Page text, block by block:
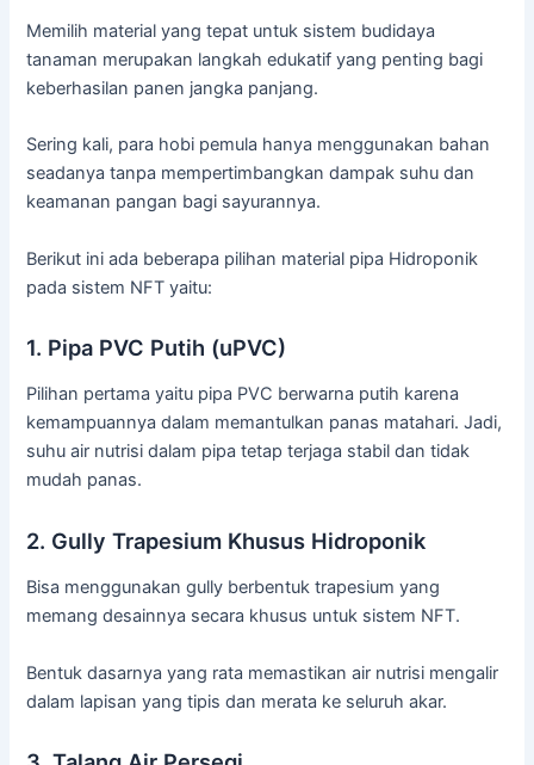
Memilih material yang tepat untuk sistem budidaya
tanaman merupakan langkah edukatif yang penting bagi
keberhasilan panen jangka panjang.
Sering kali, para hobi pemula hanya menggunakan bahan
seadanya tanpa mempertimbangkan dampak suhu dan
keamanan pangan bagi sayurannya.
Berikut ini ada beberapa pilihan material pipa Hidroponik
pada sistem NFT yaitu:
1. Pipa PVC Putih (uPVC)
Pilihan pertama yaitu pipa PVC berwarna putih karena
kemampuannya dalam memantulkan panas matahari. Jadi,
suhu air nutrisi dalam pipa tetap terjaga stabil dan tidak
mudah panas.
2. Gully Trapesium Khusus Hidroponik
Bisa menggunakan gully berbentuk trapesium yang
memang desainnya secara khusus untuk sistem NFT.
Bentuk dasarnya yang rata memastikan air nutrisi mengalir
dalam lapisan yang tipis dan merata ke seluruh akar.